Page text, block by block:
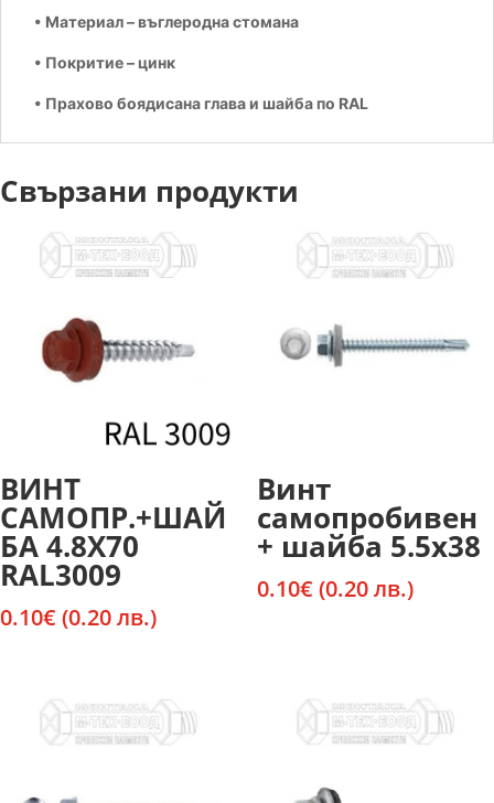
• Материал – въглеродна стомана
• Покритие – цинк
• Прахово боядисана глава и шайба по RAL
Свързани продукти
ВИНТ
САМОПР.+ШАЙ
БА 4.8Х70
RAL3009
0.10€ (0.20 лв.)
Винт
самопробивен
+ шайба 5.5х38
0.10€ (0.20 лв.)